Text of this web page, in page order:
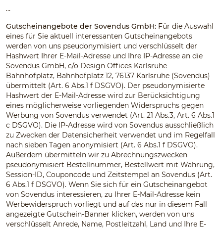
…
Gutscheinangebote der Sovendus GmbH: Für die Auswahl
eines für Sie aktuell interessanten Gutscheinangebots
werden von uns pseudonymisiert und verschlüsselt der
Hashwert Ihrer E-Mail-Adresse und Ihre IP-Adresse an die
Sovendus GmbH, c/o Design Offices Karlsruhe
Bahnhofplatz, Bahnhofplatz 12, 76137 Karlsruhe (Sovendus)
übermittelt (Art. 6 Abs.1 f DSGVO). Der pseudonymisierte
Hashwert der E-Mail-Adresse wird zur Berücksichtigung
eines möglicherweise vorliegenden Widerspruchs gegen
Werbung von Sovendus verwendet (Art. 21 Abs.3, Art. 6 Abs.1
c DSGVO). Die IP-Adresse wird von Sovendus ausschließlich
zu Zwecken der Datensicherheit verwendet und im Regelfall
nach sieben Tagen anonymisiert (Art. 6 Abs.1 f DSGVO).
Außerdem übermitteln wir zu Abrechnungszwecken
pseudonymisiert Bestellnummer, Bestellwert mit Währung,
Session-ID, Couponcode und Zeitstempel an Sovendus (Art.
6 Abs.1 f DSGVO). Wenn Sie sich für ein Gutscheinangebot
von Sovendus interessieren, zu Ihrer E-Mail-Adresse kein
Werbewiderspruch vorliegt und auf das nur in diesem Fall
angezeigte Gutschein-Banner klicken, werden von uns
verschlüsselt Anrede, Name, Postleitzahl, Land und Ihre E-